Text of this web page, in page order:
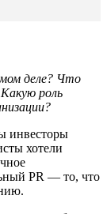
деле? Что
роль
инвесторы
хотели
PR — то, что